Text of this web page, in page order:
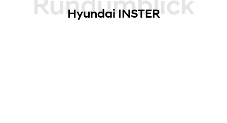
Rundumblick
Hyundai INSTER